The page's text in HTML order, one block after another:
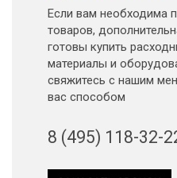
Если вам необходима
товаров,
готовы купить
материалы и
свяжитесь с нашим
вас способом
8 (495) 118-32-